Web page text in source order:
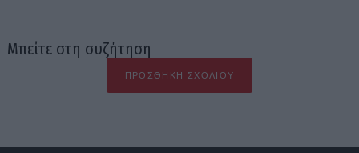
Μπείτε στη συζήτηση
ΠΡΟΣΘΉΚΗ ΣΧΟΛΊΟΥ